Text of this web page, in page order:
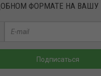
ФОРМАТЕ НА ВАШУ